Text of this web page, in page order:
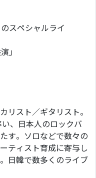
スペシャルライ
」
リスト／ギタリスト。
、日本人のロックバ
す。ソロなどで数々の
ティスト育成に寄与し
日韓で数多くのライブ